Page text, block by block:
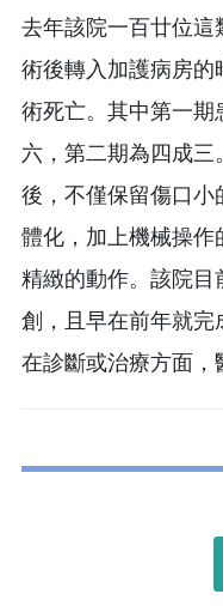
去年該院一百廿位這
術後轉入加護病房
術死亡。其中第一
六，第二期為四成
後，不僅保留傷口小
體化，加上機械操作
精緻的動作。該院目
創，且早在前年就完
在診斷或治療方面，